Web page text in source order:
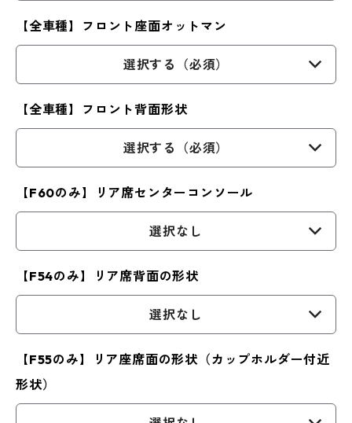
【全車種】フロント座面オットマン
選択する（必須）
【全車種】フロント背面形状
選択する（必須）
【F60のみ】リア席センターコンソール
選択なし
【F54のみ】リア席背面の形状
選択なし
【F55のみ】リア座席面の形状（カップホルダー付近
形状）